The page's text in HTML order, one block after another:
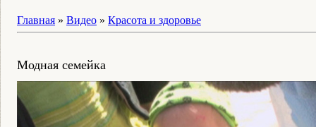
Главная » Видео » Красота и здоровье
Модная семейка